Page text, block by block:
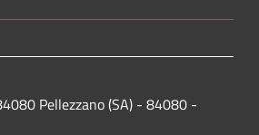
Pellezzano (SA) - 84080 -